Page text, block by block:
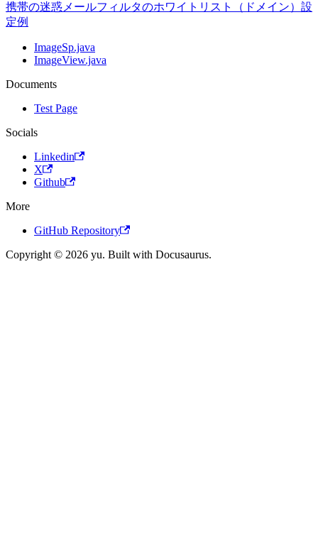
携帯の迷惑メールフィルタのホワイトリスト（ドメイン）設
定例
ImageSp.java
ImageView.java
Documents
Test Page
Socials
Linkedin
X
Github
More
GitHub Repository
Copyright © 2026 yu. Built with Docusaurus.